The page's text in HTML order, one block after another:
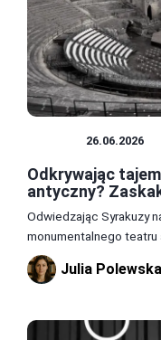
26.06.2026
Odkrywając
antyczny?
Odwiedzając Syrakuzy
monumentalnego teatru
Julia Polewska